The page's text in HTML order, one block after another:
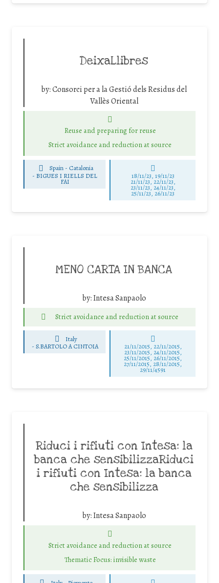
DeixaLlibres
by:Consorci per a la Gestió dels Residus del
Vallès Oriental
Reuse and preparing for reuse
Strict avoidance and reduction at source
Spain - Catalonia
- BIGUES I RIELLS DEL
FAI
18/11/23, 19/11/23
21/11/23, 22/11/23,
23/11/23, 24/11/23,
25/11/23, 26/11/23
MENO CARTA IN BANCA
by:Intesa Sanpaolo
Strict avoidance and reduction at source
Italy
- S.BARTOLO A CINTOIA 21/11/2015, 22/11/2015,
23/11/2015, 24/11/2015,
25/11/2015, 26/11/2015,
27/11/2015, 28/11/2015,
29/11/4591
Riduci i rifiuti con Intesa: la
banca che sensibilizzaRiduci
i rifiuti con Intesa: la banca
che sensibilizza
by:Intesa Sanpaolo
Strict avoidance and reduction at source
Thematic Focus: invisible waste